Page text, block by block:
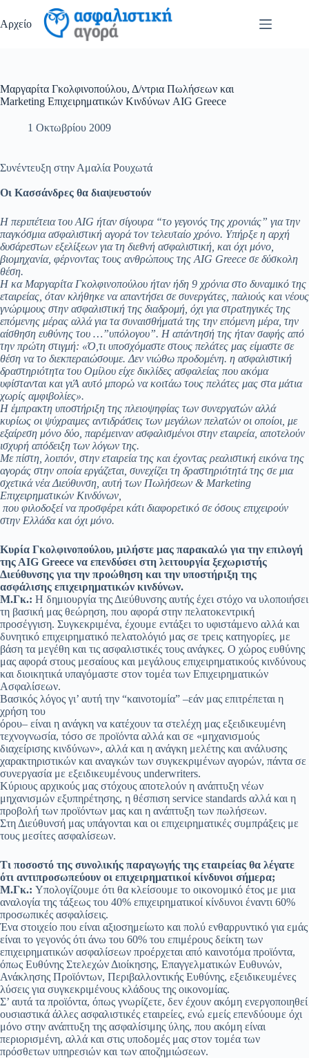
στο
περιεχόμενο
Αρχείο
Mαργαρίτα Γκολφινοπούλου, Δ/ντρια Πωλήσεων και
Μarketing Επιχειρηματικών Κινδύνων AIG Greece
1 Οκτωβρίου 2009
Συνέντευξη στην Αμαλία Ρουχωτά
Οι Κασσάνδρες θα διαψευστούν
Η περιπέτεια του ΑΙG ήταν σίγουρα “το γεγονός της χρονιάς” για την
παγκόσμια ασφαλιστική αγορά τον τελευταίο χρόνο. Υπήρξε η αρχή
δυσάρεστων εξελίξεων για τη διεθνή ασφαλιστική, και όχι μόνο,
βιομηχανία, φέρνοντας τους ανθρώπους της AIG Greece σε δύσκολη
θέση.
H κα Μαργαρίτα Γκολφινοπούλου ήταν ήδη 9 χρόνια στο δυναμικό της
εταιρείας, όταν κλήθηκε να απαντήσει σε συνεργάτες, παλιούς και νέους
γνώριμους στην ασφαλιστική της διαδρομή, όχι για στρατηγικές της
επόμενης μέρας αλλά για τα συναισθήματά της την επόμενη μέρα, την
αίσθηση ευθύνης του …”υπόλογου”. Η απάντησή της ήταν σαφής από
την πρώτη στιγμή: «Ό,τι υποσχόμαστε στους πελάτες μας είμαστε σε
θέση να το διεκπεραιώσουμε. Δεν νιώθω προδομένη. η ασφαλιστική
δραστηριότητα του Ομίλου είχε δικλίδες ασφαλείας που ακόμα
υφίστανται και γιΆ αυτό μπορώ να κοιτάω τους πελάτες μας στα μάτια
χωρίς αμφιβολίες».
Η έμπρακτη υποστήριξη της πλειοψηφίας των συνεργατών αλλά
κυρίως οι ψύχραιμες αντιδράσεις των μεγάλων πελατών οι οποίοι, με
εξαίρεση μόνο δύο, παρέμειναν ασφαλισμένοι στην εταιρεία, αποτελούν
ισχυρή απόδειξη των λόγων της.
Με πίστη, λοιπόν, στην εταιρεία της και έχοντας ρεαλιστική εικόνα της
αγοράς στην οποία εργάζεται, συνεχίζει τη δραστηριότητά της σε μια
σχετικά νέα Διεύθυνση, αυτή των Πωλήσεων & Marketing
Επιχειρηματικών Κινδύνων,
που φιλοδοξεί να προσφέρει κάτι διαφορετικό σε όσους επιχειρούν
στην Ελλάδα και όχι μόνο.
Κυρία Γκολφινοπούλου, μιλήστε μας παρακαλώ για την επιλογή
της ΑIG Greece να επενδύσει στη λειτουργία ξεχωριστής
Διεύθυνσης για την προώθηση και την υποστήριξη της
ασφάλισης επιχειρηματικών κινδύνων.
Μ.Γκ.: Η δημιουργία της Διεύθυνσης αυτής έχει στόχο να υλοποιήσει
τη βασική μας θεώρηση, που αφορά στην πελατοκεντρική
προσέγγιση. Συγκεκριμένα, έχουμε εντάξει το υφιστάμενο αλλά και
δυνητικό επιχειρηματικό πελατολόγιό μας σε τρεις κατηγορίες, με
βάση τα μεγέθη και τις ασφαλιστικές τους ανάγκες. Ο χώρος ευθύνης
μας αφορά στους μεσαίους και μεγάλους επιχειρηματικούς κινδύνους
και διοικητικά υπαγόμαστε στον τομέα των Επιχειρηματικών
Ασφαλίσεων.
Βασικός λόγος γι’ αυτή την “καινοτομία” –εάν μας επιτρέπεται η
χρήση του
όρου– είναι η ανάγκη να κατέχουν τα στελέχη μας εξειδικευμένη
τεχνογνωσία, τόσο σε προϊόντα αλλά και σε «μηχανισμούς
διαχείρισης κινδύνων», αλλά και η ανάγκη μελέτης και ανάλυσης
χαρακτηριστικών και αναγκών των συγκεκριμένων αγορών, πάντα σε
συνεργασία με εξειδικευμένους underwriters.
Κύριους αρχικούς μας στόχους αποτελούν η ανάπτυξη νέων
μηχανισμών εξυπηρέτησης, η θέσπιση service standards αλλά και η
προβολή των προϊόντων μας και η ανάπτυξη των πωλήσεων.
Στη Διεύθυνσή μας υπάγονται και οι επιχειρηματικές συμπράξεις με
τους μεσίτες ασφαλίσεων.
Τι ποσοστό της συνολικής παραγωγής της εταιρείας θα λέγατε
ότι αντιπροσωπεύουν οι επιχειρηματικοί κίνδυνοι σήμερα;
Μ.Γκ.: Υπολογίζουμε ότι θα κλείσουμε το οικονομικό έτος με μια
αναλογία της τάξεως του 40% επιχειρηματικοί κίνδυνοι έναντι 60%
προσωπικές ασφαλίσεις.
Ένα στοιχείο που είναι αξιοσημείωτο και πολύ ενθαρρυντικό για εμάς
είναι το γεγονός ότι άνω του 60% του επιμέρους δείκτη των
επιχειρηματικών ασφαλίσεων προέρχεται από καινοτόμα προϊόντα,
όπως Ευθύνης Στελεχών Διοίκησης, Επαγγελματικών Ευθυνών,
Ανάκλησης Προϊόντων, Περιβαλλοντικής Ευθύνης, εξειδικευμένες
λύσεις για συγκεκριμένους κλάδους της οικονομίας.
Σ’ αυτά τα προϊόντα, όπως γνωρίζετε, δεν έχουν ακόμη ενεργοποιηθεί
ουσιαστικά άλλες ασφαλιστικές εταιρείες, ενώ εμείς επενδύουμε όχι
μόνο στην ανάπτυξη της ασφαλίσιμης ύλης, που ακόμη είναι
περιορισμένη, αλλά και στις υποδομές μας στον τομέα των
πρόσθετων υπηρεσιών και των αποζημιώσεων.